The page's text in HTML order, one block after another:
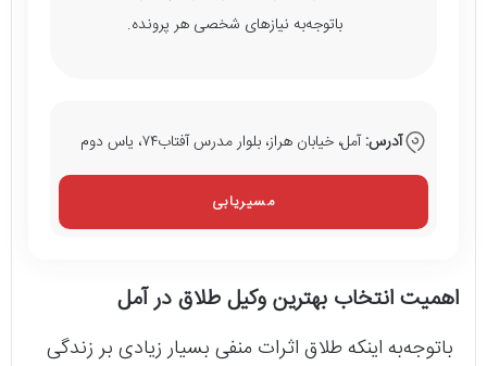
باتوجه‌به نیازهای شخصی هر پرونده.
آدرس:آمل، خیابان هراز، بلوار مدرس آفتاب۷۴، یاس دوم
مسیریابی
اهمیت انتخاب بهترین وکیل طلاق در آمل
باتوجه‌به اینکه طلاق اثرات منفی بسیار زیادی بر زندگی